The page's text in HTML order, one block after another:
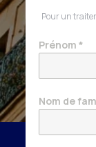
Pour un
Prénom*
Nom de